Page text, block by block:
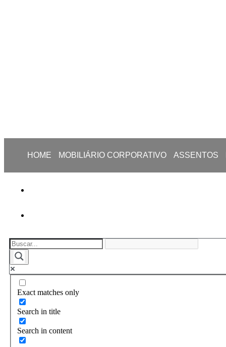
HOME MOBILIÁRIO CORPORATIVO ASSENTOS
Exact matches only
Search in title
Search in content